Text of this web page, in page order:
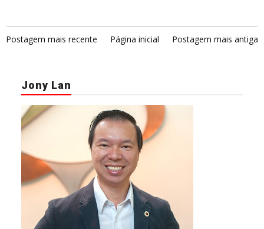
Postagem mais recente Página inicial Postagem mais antiga
Jony Lan